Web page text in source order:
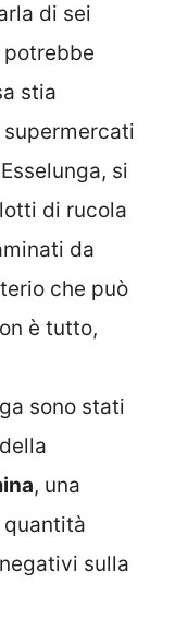
di sei
stia
si
di rucola
da
che può
è tutto,
sono stati
, una
quantità
sulla